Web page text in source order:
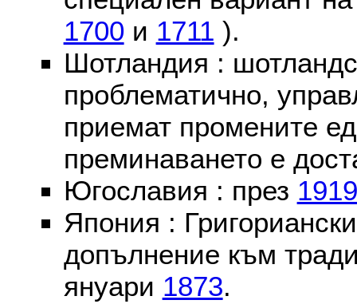
1700 и 1711 ).
Шотландия :
проблематично,
приемат промените
преминаването е
Югославия : през 1919
Япония :
допълнение към
януари 1873.